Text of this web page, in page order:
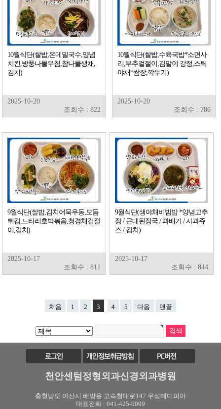
10월식단(쌀밥,온메밀국수,양념
치킨,방풍나물무침,참나물생채,
김치)
2025-10-20
조회수 : 822
10월식단(쌀밥,수육국밥*소면사
리,부추겉절이,김말이 강정,스틱
야채*쌈장,깍두기)
2025-10-20
조회수 : 786
9월식단(쌀밥,김치어묵우동,모듬
튀김,느타리호박볶음,청경채겉절
이,김치)
2025-10-17
조회수 : 811
9월식단(생야채비빔밥 *양념고추
장 / 근대된장국 / 꽈배기 / 사과쥬
스 / 김치)
2025-10-17
조회수 : 844
처음 1 2 3 4 5 다음 맨끝
천안센텀정형외과신경외과병원
충청남도 아산시 배방읍 고속철대로147 우성메디피아
대표전화 : 041-425-0099